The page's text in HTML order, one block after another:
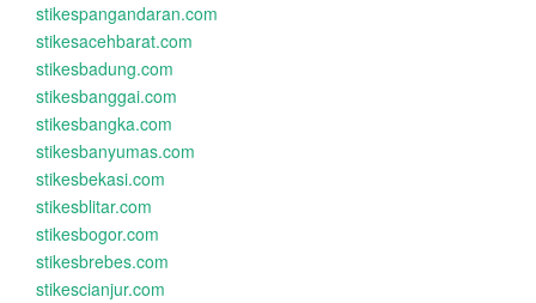
stikespangandaran.com
stikesacehbarat.com
stikesbadung.com
stikesbanggai.com
stikesbangka.com
stikesbanyumas.com
stikesbekasi.com
stikesblitar.com
stikesbogor.com
stikesbrebes.com
stikescianjur.com